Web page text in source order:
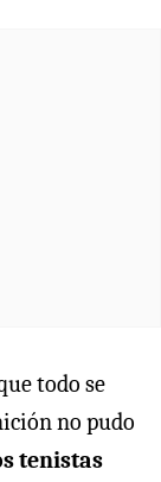
todo se
no pudo
tenistas